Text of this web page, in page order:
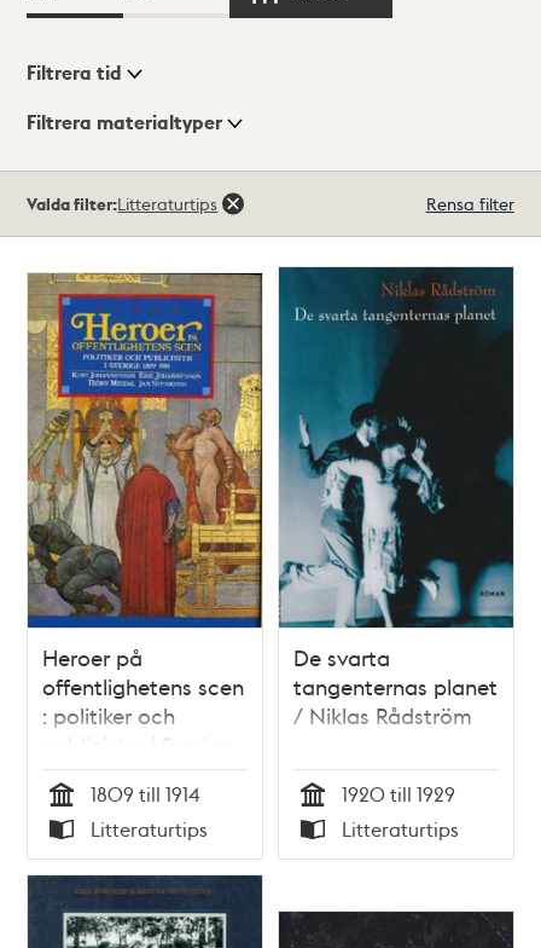
Visningsläge
Filtrera tid
Filtrera materialtyper
träffar
Valda filter:Litteraturtips Rensa filter
Heroer på
offentlighetens scen
: politiker och
publicister i Sverige
1809-1914
Tid
1809 till 1914
Typ
Litteraturtips
De svarta
tangenternas planet
/ Niklas Rådström
Tid
1920 till 1929
Typ
Litteraturtips